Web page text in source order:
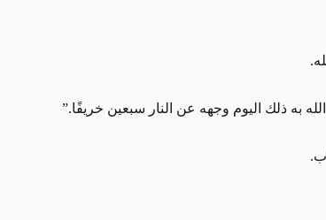
به ذلك اليوم وجهه عن النار سبعين خريفًا.”